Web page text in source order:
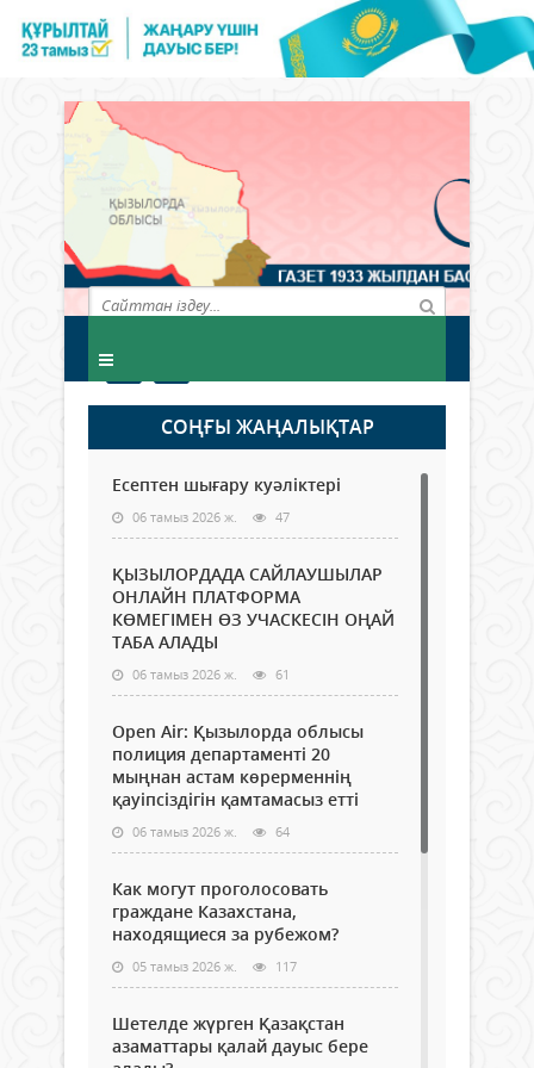
СОҢҒЫ ЖАҢАЛЫҚТАР
Есептен шығару куәліктері
06 тамыз 2026 ж. 47
ҚЫЗЫЛОРДАДА САЙЛАУШЫЛАР
ОНЛАЙН ПЛАТФОРМА
КӨМЕГІМЕН ӨЗ УЧАСКЕСІН ОҢАЙ
ТАБА АЛАДЫ
06 тамыз 2026 ж. 61
Open Air: Қызылорда облысы
полиция департаменті 20
мыңнан астам көрерменнің
қауіпсіздігін қамтамасыз етті
06 тамыз 2026 ж. 64
Как могут проголосовать
граждане Казахстана,
находящиеся за рубежом?
05 тамыз 2026 ж. 117
Шетелде жүрген Қазақстан
азаматтары қалай дауыс бере